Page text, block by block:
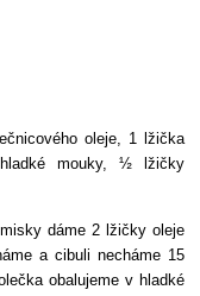
oleje, 1 lžička
mouky, ½ lžičky
dáme 2 lžičky oleje
a cibuli necháme 15
obalujeme v hladké